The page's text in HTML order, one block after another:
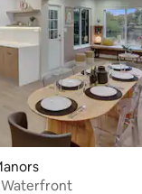
Waterfront